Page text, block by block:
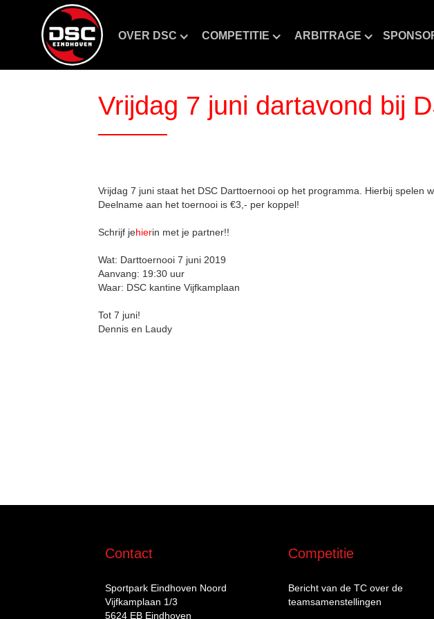
OVER DSC COMPETITIE ARBITRAGE
Vrijdag 7 juni dartavond bij
Vrijdag 7 juni staat het DSC Darttoernooi op het programma. Hierbij spelen
Deelname aan het toernooi is €3,- per koppel!
Schrijf jehierin met je partner!!
Wat: Darttoernooi 7 juni 2019
Aanvang: 19:30 uur
Waar: DSC kantine Vijfkamplaan
Tot 7 juni!
Dennis en Laudy
Contact
Sportpark Eindhoven Noord
Vijfkamplaan 1/3
5624 EB Eindhoven
Competitie
Bericht van de TC over de
teamsamenstellingen